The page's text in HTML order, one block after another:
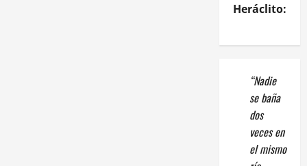
Heráclito:
“Nadie
se baña
dos
veces en
el mismo